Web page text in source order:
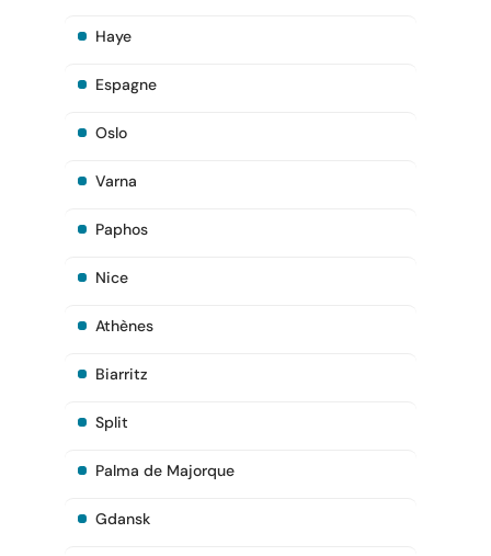
Haye
Espagne
Oslo
Varna
Paphos
Nice
Athènes
Biarritz
Split
Palma de Majorque
Gdansk